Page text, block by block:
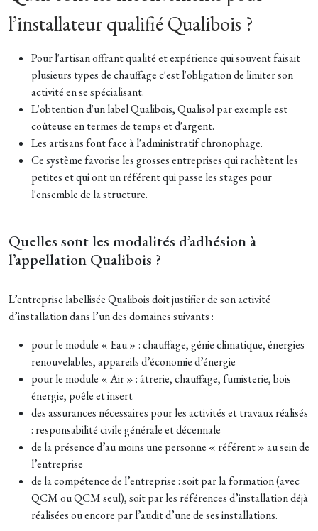
l’installateur qualifié Qualibois ?
Pour l'artisan offrant qualité et expérience qui souvent faisait
plusieurs types de chauffage c'est l'obligation de limiter son
activité en se spécialisant.
L'obtention d'un label Qualibois, Qualisol par exemple est
coûteuse en termes de temps et d'argent.
Les artisans font face à l'administratif chronophage.
Ce système favorise les grosses entreprises qui rachètent les
petites et qui ont un référent qui passe les stages pour
l'ensemble de la structure.
Quelles sont les modalités d’adhésion à
l’appellation Qualibois ?
L’entreprise labellisée Qualibois doit justifier de son activité
d’installation dans l’un des domaines suivants :
pour le module « Eau » : chauffage, génie climatique, énergies
renouvelables, appareils d’économie d’énergie
pour le module « Air » : âtrerie, chauffage, fumisterie, bois
énergie, poêle et insert
des assurances nécessaires pour les activités et travaux réalisés
: responsabilité civile générale et décennale
de la présence d’au moins une personne « référent » au sein de
l’entreprise
de la compétence de l’entreprise : soit par la formation (avec
QCM ou QCM seul), soit par les références d’installation déjà
réalisées ou encore par l’audit d’une de ses installations.